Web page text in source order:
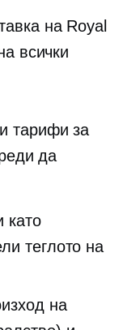
на Royal
всички
тарифи за
да
като
теглото на
на